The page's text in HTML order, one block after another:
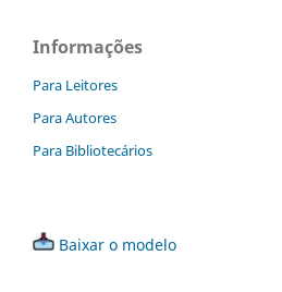
Informações
Para Leitores
Para Autores
Para Bibliotecários
Baixar o modelo